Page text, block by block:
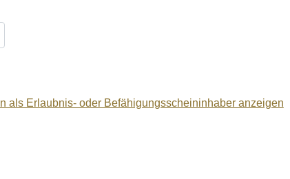
als Erlaubnis- oder Befähigungsscheininhaber anzeigen